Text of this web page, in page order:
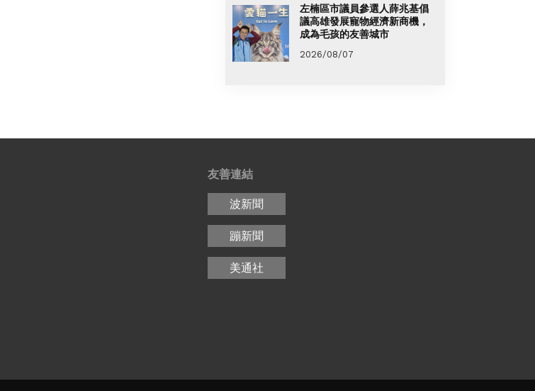
左楠區市議員參選人薛兆基倡
議高雄發展寵物經濟新商機，
成為毛孩的友善城市
2026/08/07
友善連結
波新聞
蹦新聞
美通社